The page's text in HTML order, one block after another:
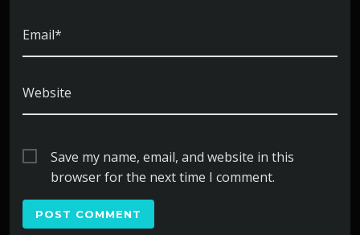
Email*
Website
Save my name, email, and website in this
browser for the next time I comment.